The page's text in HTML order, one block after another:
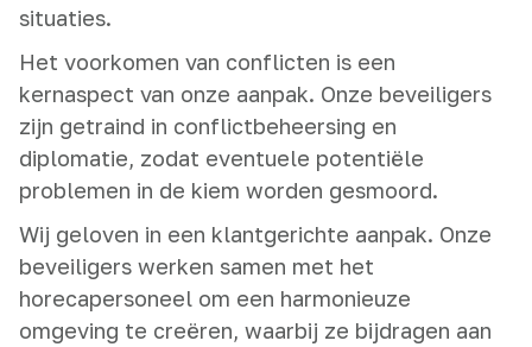
situaties.
Het voorkomen van conflicten is een
kernaspect van onze aanpak. Onze beveiligers
zijn getraind in conflictbeheersing en
diplomatie, zodat eventuele potentiële
problemen in de kiem worden gesmoord.
Wij geloven in een klantgerichte aanpak. Onze
beveiligers werken samen met het
horecapersoneel om een harmonieuze
omgeving te creëren, waarbij ze bijdragen aan